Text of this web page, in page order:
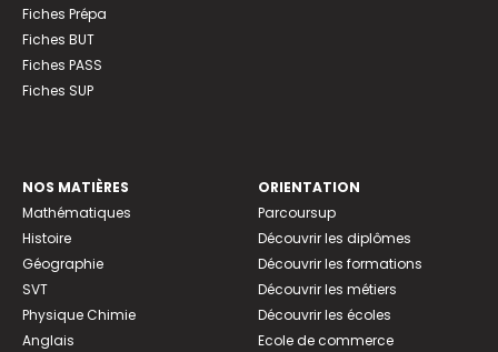
Fiches Prépa
Fiches BUT
Fiches PASS
Fiches SUP
NOS MATIÈRES
Mathématiques
Histoire
Géographie
SVT
Physique Chimie
Anglais
ORIENTATION
Parcoursup
Découvrir les diplômes
Découvrir les formations
Découvrir les métiers
Découvrir les écoles
Ecole de commerce